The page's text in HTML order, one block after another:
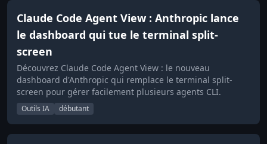
Claude Code Agent View : Anthropic lance
le dashboard qui tue le terminal split-
screen
Découvrez Claude Code Agent View : le nouveau
dashboard d'Anthropic qui remplace le terminal split-
screen pour gérer facilement plusieurs agents CLI.
Outils IA débutant